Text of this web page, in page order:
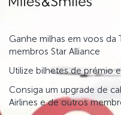
Ganhe milhas em voos da
membros Star Alliance
Utilize bilhetes de prémio
Consiga um upgrade de
Airlines e de outros